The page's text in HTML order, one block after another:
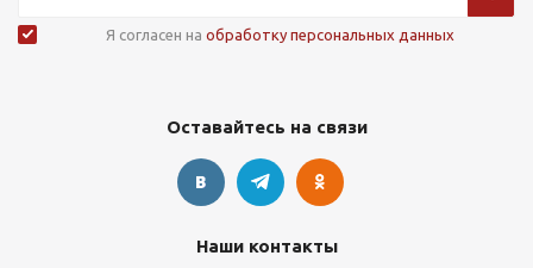
Я согласен на обработку персональных данных
Оставайтесь на связи
Наши контакты